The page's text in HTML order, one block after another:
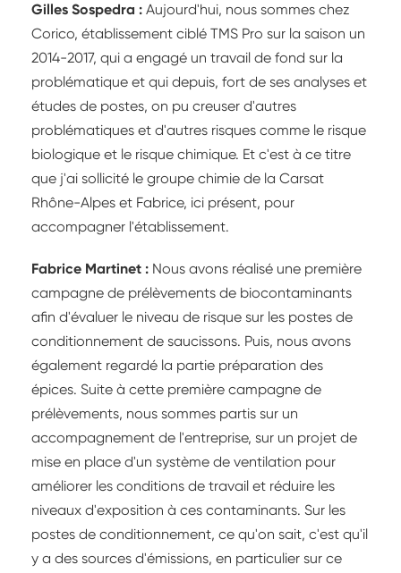
Gilles Sospedra : Aujourd'hui, nous sommes chez
Corico, établissement ciblé TMS Pro sur la saison un
2014-2017, qui a engagé un travail de fond sur la
problématique et qui depuis, fort de ses analyses et
études de postes, on pu creuser d'autres
problématiques et d'autres risques comme le risque
biologique et le risque chimique. Et c'est à ce titre
que j'ai sollicité le groupe chimie de la Carsat
Rhône-Alpes et Fabrice, ici présent, pour
accompagner l'établissement.
Fabrice Martinet : Nous avons réalisé une première
campagne de prélèvements de biocontaminants
afin d'évaluer le niveau de risque sur les postes de
conditionnement de saucissons. Puis, nous avons
également regardé la partie préparation des
épices. Suite à cette première campagne de
prélèvements, nous sommes partis sur un
accompagnement de l'entreprise, sur un projet de
mise en place d'un système de ventilation pour
améliorer les conditions de travail et réduire les
niveaux d'exposition à ces contaminants. Sur les
postes de conditionnement, ce qu'on sait, c'est qu'il
y a des sources d'émissions, en particulier sur ce